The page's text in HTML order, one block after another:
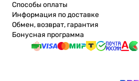
Способы оплаты
Информация по доставке
Обмен, возврат, гарантия
Бонусная программа